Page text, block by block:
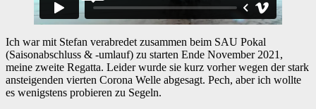
Ich war mit Stefan verabredet zusammen beim SAU Pokal
(Saisonabschluss & -umlauf) zu starten Ende November 2021,
meine zweite Regatta. Leider wurde sie kurz vorher wegen der stark
ansteigenden vierten Corona Welle abgesagt. Pech, aber ich wollte
es wenigstens probieren zu Segeln.